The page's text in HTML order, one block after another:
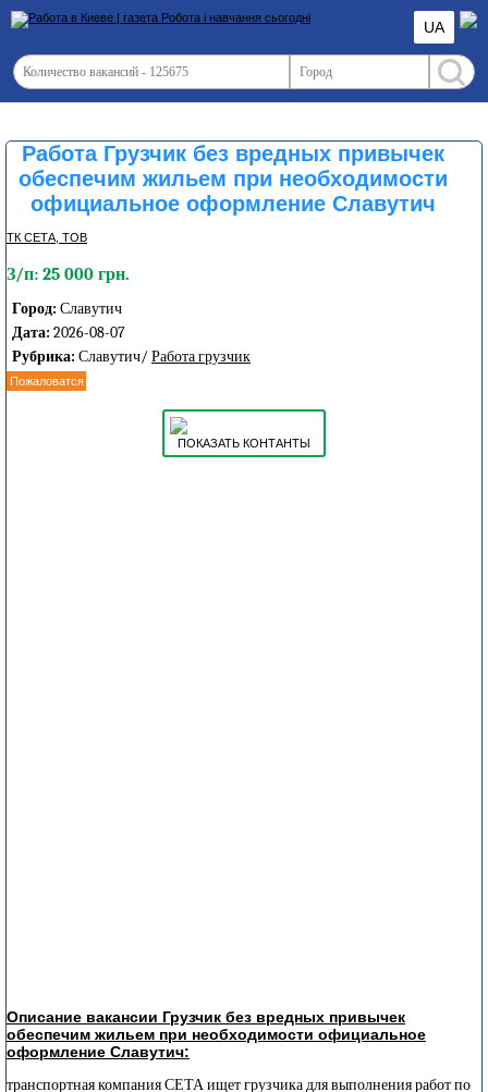
UA
Работа Грузчик без вредных привычек
обеспечим жильем при необходимости
официальное оформление Славутич
ТК СЕТА, ТОВ
З/п: 25 000 грн.
Город: Славутич
Дата: 2026-08-07
Рубрика: Славутич/ Работа грузчик
Пожаловатся
ПОКАЗАТЬ КОНТАНТЫ
Описание вакансии Грузчик без вредных привычек
обеспечим жильем при необходимости официальное
оформление Славутич:
транспортная компания СЕТА ищет грузчика для выполнения работ по